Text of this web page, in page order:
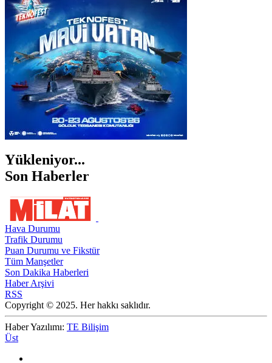
İZMİR
ŞANLIURFA
ŞIRNAK
Yükleniyor...
Son Haberler
Hava Durumu
Trafik Durumu
Puan Durumu ve Fikstür
Tüm Manşetler
Son Dakika Haberleri
Haber Arşivi
RSS
Copyright © 2025. Her hakkı saklıdır.
Haber Yazılımı: TE Bilişim
Üst